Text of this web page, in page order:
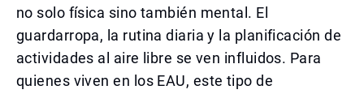
no solo física sino también mental. El
guardarropa, la rutina diaria y la planificación de
actividades al aire libre se ven influidos. Para
quienes viven en los EAU, este tipo de